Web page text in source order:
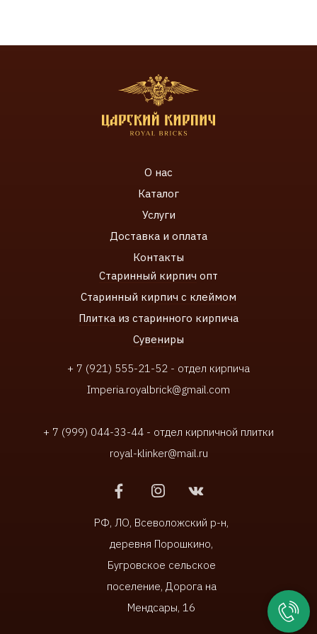
О нас
Каталог
Услуги
Доставка и оплата
Контакты
Старинный кирпич опт
Старинный кирпич с клеймом
Плитка из старинного кирпича
Сувениры
+ 7 (921) 555-21-52 - отдел кирпича
Imperia.royalbrick@gmail.com
+ 7 (999) 044-33-44 - отдел кирпичной плитки
royal-klinker@mail.ru
РФ, ЛО, Всеволожский р-н,
деревня Порошкино,
Бугровское сельское
поселение, Дорога на
Мендсары, 16